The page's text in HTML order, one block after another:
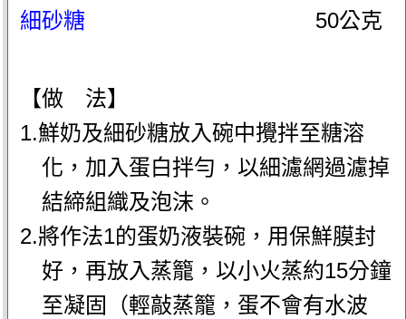
細砂糖
50公克
【做 法】
1.鮮奶及細砂糖放入碗中攪拌至糖溶
化，加入蛋白拌勻，以細濾網過濾掉
結締組織及泡沫。
2.將作法1的蛋奶液裝碗，用保鮮膜封
好，再放入蒸籠，以小火蒸約15分鐘
至凝固（輕敲蒸籠，蛋不會有水波